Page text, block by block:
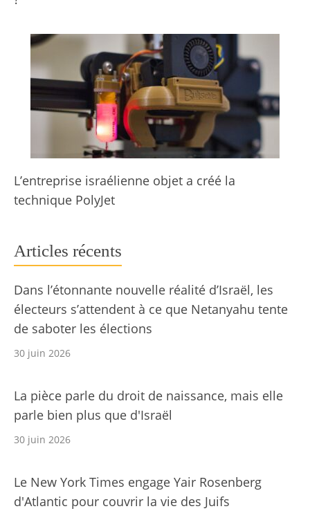
L’entreprise israélienne objet a créé la
technique PolyJet
Articles récents
Dans l’étonnante nouvelle réalité d’Israël, les
électeurs s’attendent à ce que Netanyahu tente
de saboter les élections
30 juin 2026
La pièce parle du droit de naissance, mais elle
parle bien plus que d'Israël
30 juin 2026
Le New York Times engage Yair Rosenberg
d'Atlantic pour couvrir la vie des Juifs